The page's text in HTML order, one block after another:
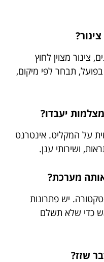
צינור מצוין לחוץ
בפועל, תבחר לפי מיקום,
יעבדו?
על המקליט. אינטרנט
ושירותי ענן.
יש פתרונות
כדי שלא תשלם
שזז?